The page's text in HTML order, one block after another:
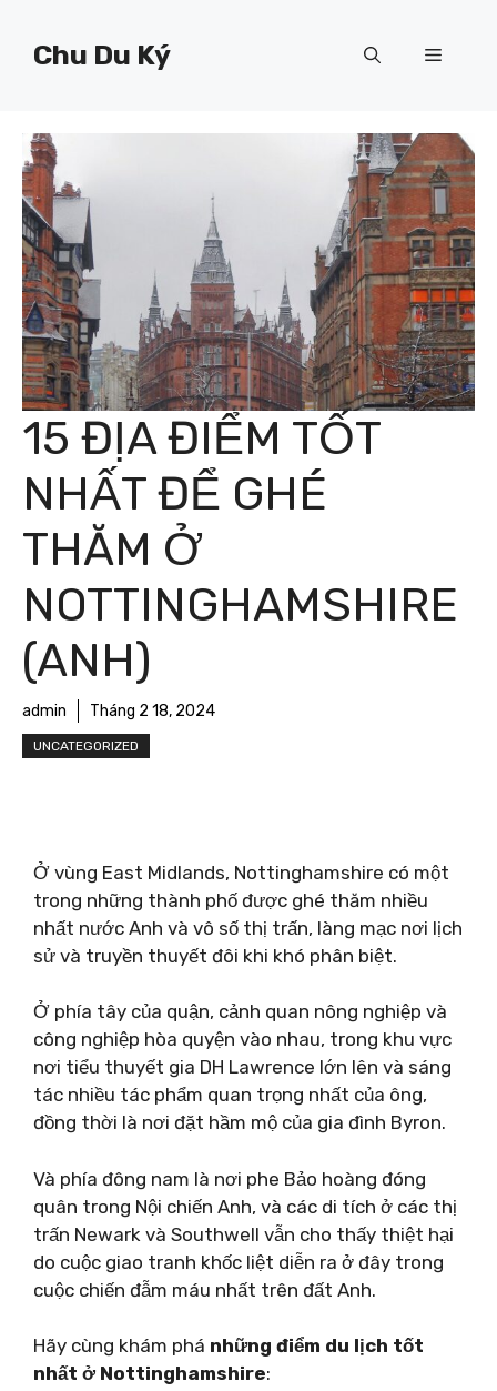
Chu Du Ký Menu
15 ĐỊA ĐIỂM TỐT
NHẤT ĐỂ GHÉ
THĂM Ở
NOTTINGHAMSHIRE
(ANH)
admin Tháng 2 18, 2024
UNCATEGORIZED
Ở vùng East Midlands, Nottinghamshire có một
trong những thành phố được ghé thăm nhiều
nhất nước Anh và vô số thị trấn, làng mạc nơi lịch
sử và truyền thuyết đôi khi khó phân biệt.
Ở phía tây của quận, cảnh quan nông nghiệp và
công nghiệp hòa quyện vào nhau, trong khu vực
nơi tiểu thuyết gia DH Lawrence lớn lên và sáng
tác nhiều tác phẩm quan trọng nhất của ông,
đồng thời là nơi đặt hầm mộ của gia đình Byron.
Và phía đông nam là nơi phe Bảo hoàng đóng
quân trong Nội chiến Anh, và các di tích ở các thị
trấn Newark và Southwell vẫn cho thấy thiệt hại
do cuộc giao tranh khốc liệt diễn ra ở đây trong
cuộc chiến đẫm máu nhất trên đất Anh.
Hãy cùng khám phá những điểm du lịch tốt
nhất ở Nottinghamshire: